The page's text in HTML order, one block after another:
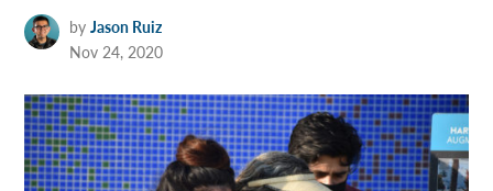
by Jason Ruiz
Nov 24, 2020